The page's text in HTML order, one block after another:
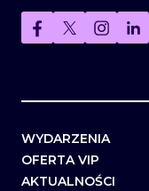
WYDARZENIA
OFERTA VIP
AKTUALNOŚCI